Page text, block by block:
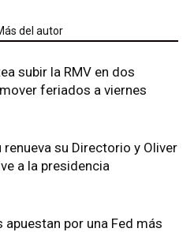
del autor
subir la RMV en dos
feriados a viernes
renueva su Directorio y Oliver
a la presidencia
apuestan por una Fed más